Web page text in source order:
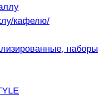
кафелю/
наборы